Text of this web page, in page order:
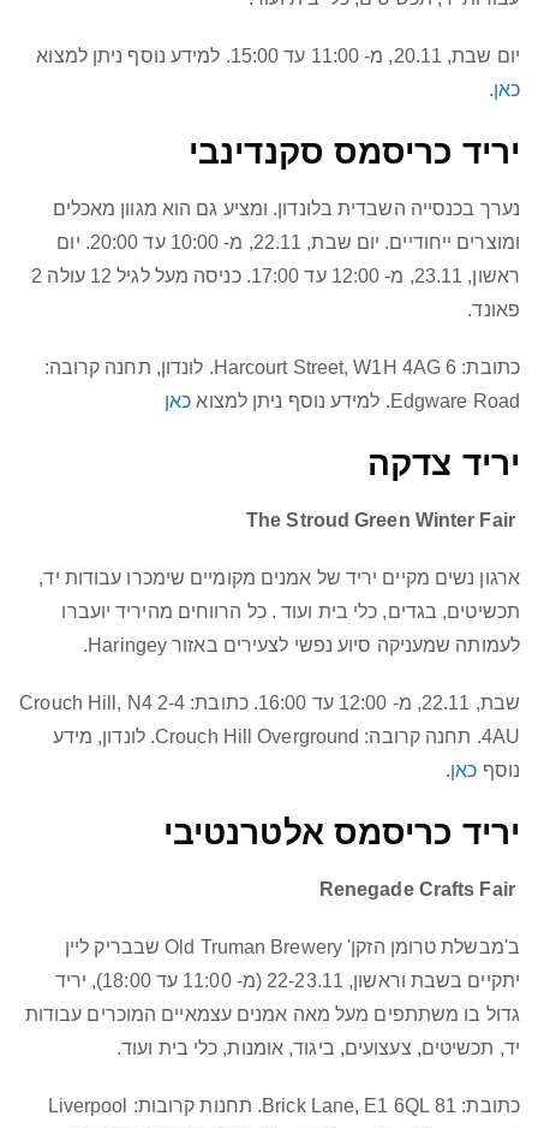
יום שבת, 20.11, מ- 11:00 עד 15:00. למידע נוסף ניתן למצוא
כאן.
יריד כריסמס סקנדינבי
נערך בכנסייה השבדית בלונדון. ומציע גם הוא מגוון מאכלים
ומוצרים ייחודיים. יום שבת, 22.11, מ- 10:00 עד 20:00. יום
ראשון, 23.11, מ- 12:00 עד 17:00. כניסה מעל לגיל 12 עולה 2
פאונד.
כתובת: 6 Harcourt Street, W1H 4AG. לונדון, תחנה קרובה:
Edgware Road. למידע נוסף ניתן למצוא
כאן
יריד צדקה
The Stroud Green Winter Fair
ארגון נשים מקיים יריד של אמנים מקומיים שימכרו עבודות יד,
תכשיטים, בגדים, כלי בית ועוד . כל הרווחים מהיריד יועברו
לעמותה שמעניקה סיוע נפשי לצעירים באזור Haringey.
שבת, 22.11, מ- 12:00 עד 16:00. כתובת: 2-4 Crouch Hill, N4
4AU. תחנה קרובה: Crouch Hill Overground. לונדון, מידע
נוסף כאן.
יריד כריסמס אלטרנטיבי
Renegade Crafts Fair
ב'מבשלת טרומן הזקן' Old Truman Brewery שבבריק ליין
יתקיים בשבת וראשון, 22-23.11 (מ- 11:00 עד 18:00), יריד
גדול בו משתתפים מעל מאה אמנים עצמאיים המוכרים עבודות
יד, תכשיטים, צעצועים, ביגוד, אומנות, כלי בית ועוד.
כתובת: 81 Brick Lane, E1 6QL. תחנות קרובות: Liverpool